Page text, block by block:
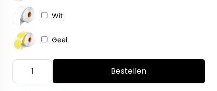
Wit
Geel
Bestellen